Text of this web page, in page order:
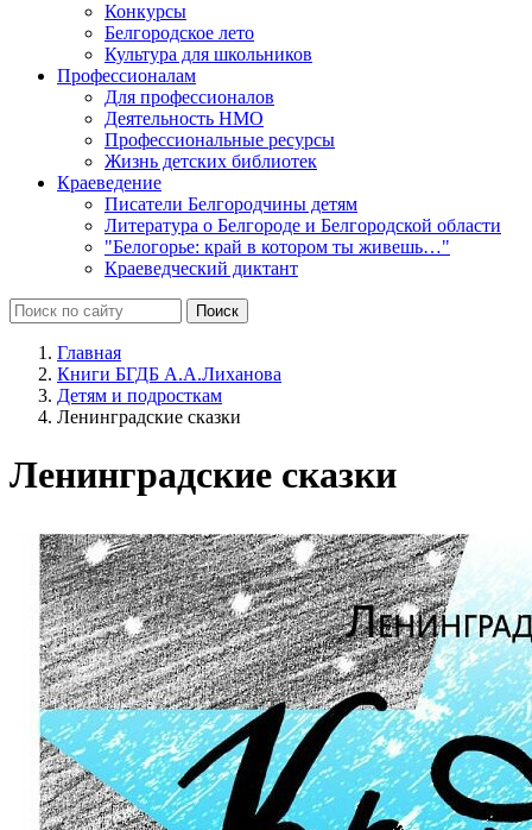
Конкурсы
Белгородское лето
Культура для школьников
Профессионалам
Для профессионалов
Деятельность НМО
Профессиональные ресурсы
Жизнь детских библиотек
Краеведение
Писатели Белгородчины детям
Литература о Белгороде и Белгородской области
"Белогорье: край в котором ты живешь…"
Краеведческий диктант
Главная
Книги БГДБ А.А.Лиханова
Детям и подросткам
Ленинградские сказки
Ленинградские сказки